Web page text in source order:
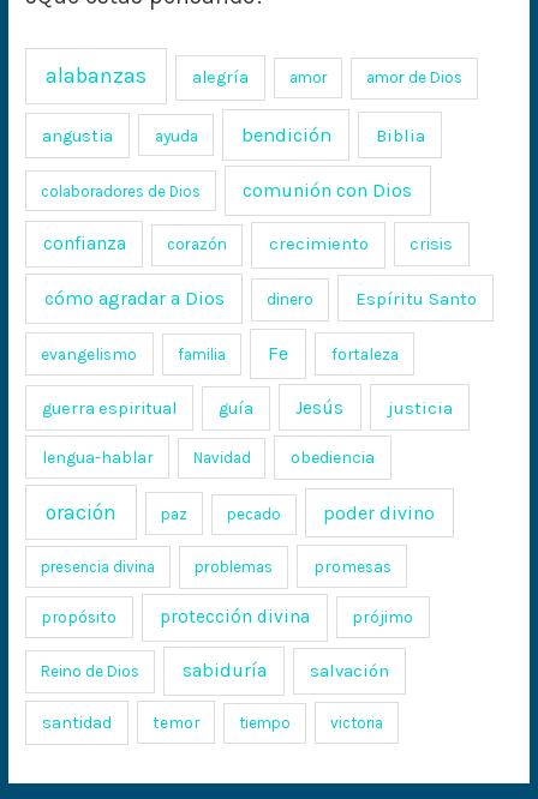
alabanzas alegría amor amor de Dios
angustia ayuda bendición Biblia
colaboradores de Dios comunión con Dios
confianza corazón crecimiento crisis
cómo agradar a Dios dinero Espíritu Santo
evangelismo familia Fe fortaleza
guerra espiritual guía Jesús justicia
lengua-hablar Navidad obediencia
oración paz pecado poder divino
presencia divina problemas promesas
propósito protección divina prójimo
Reino de Dios sabiduría salvación
santidad temor tiempo victoria